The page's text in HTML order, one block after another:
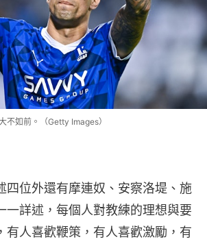
不如前。（Getty Images）
四位外還有摩連奴、安察洛堤、施
一詳述，每個人對教練的理想與要
有人喜歡鞭策，有人喜歡激勵，有